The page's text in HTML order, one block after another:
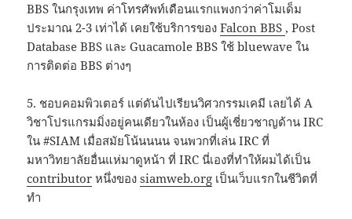
BBS ในกรุงเทพ ค่าโทรศัพท์เดือนแรกแพงกว่าค่าโมเด็ม
ประมาณ 2-3 เท่าได้ เคยใช้บริการของFalcon BBS , Post
Database BBS และ Guacamole BBS ใช้ bluewave ใน
การติดต่อ BBS ต่างๆ
5. ชอบคอมพิวเตอร์ แต่ดันไปเรียนวิศวกรรมเคมี เลยได้ A
วิชาโปรแกรมมิ่งอยู่คนเดียวในห้อง เป็นผู้เชี่ยวชาญด้าน IRC
ใน #SIAM เมื่อสมัยโน้นนนน จนพวกที่เล่น IRC ที่
มหาวิทยาลัยอื่นแห่มาดูหน้า ที่ IRC นี่เองที่ทำให้ผมได้เป็น
contributor หนึ่งของsiamweb.org เป็นเว็บแรกในชีวิตที่
ทำ